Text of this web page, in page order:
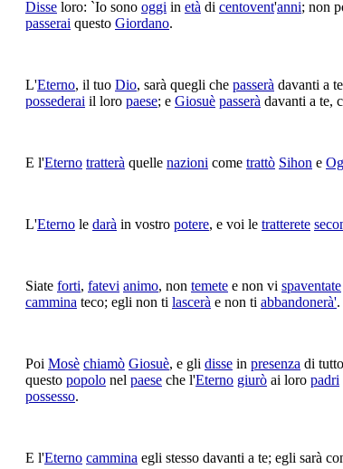
Disse loro: `Io sono oggi in età di centovent'anni; non
passerai questo Giordano.
L'Eterno, il tuo Dio, sarà quegli che passerà davanti a
possederai il loro paese; e Giosuè passerà davanti a te,
E l'Eterno tratterà quelle nazioni come trattò Sihon e Og
L'Eterno le darà in vostro potere, e voi le tratterete
Siate forti, fatevi animo, non temete e non vi spaventate
cammina teco; egli non ti lascerà e non ti abbandonerà'.
Poi Mosè chiamò Giosuè, e gli disse in presenza di tutto
questo popolo nel paese che l'Eterno giurò ai loro padri
possesso.
E l'Eterno cammina egli stesso davanti a te; egli sarà